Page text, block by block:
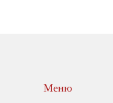
Меню